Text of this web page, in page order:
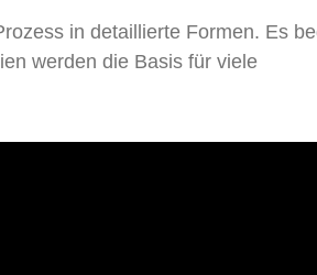
in detaillierte Formen. Es
werden die Basis für viele